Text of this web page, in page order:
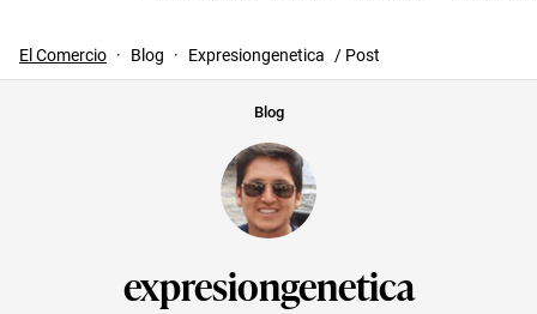
El Comercio · Blog · Expresiongenetica / Post
Blog
expresiongenetica